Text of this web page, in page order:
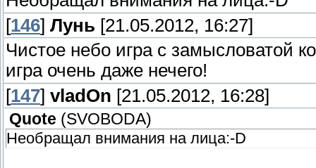
[146] Лунь [21.05.2012, 16:27]
Чистое небо игра с замысловатой
игра очень даже нечего!
[147] vladOn [21.05.2012, 16:28]
Quote (SVOBODA)
Необращал внимания на лица:-D